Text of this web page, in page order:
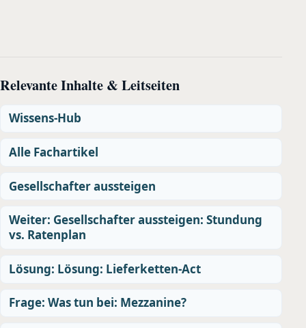
Relevante Inhalte & Leitseiten
Wissens-Hub
Alle Fachartikel
Gesellschafter aussteigen
Weiter: Gesellschafter aussteigen: Stundung
vs. Ratenplan
Lösung: Lösung: Lieferketten-Act
Frage: Was tun bei: Mezzanine?